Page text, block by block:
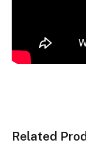
Related